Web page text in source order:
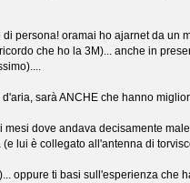
persona! oramai ho ajarnet da un
che ho la 3M)... anche in
sarà ANCHE che hanno
dove andava decisamente
lui è collegato all'antenna di
oppure ti basi sull'esperienza che